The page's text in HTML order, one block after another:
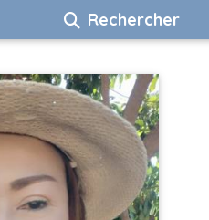
Rechercher